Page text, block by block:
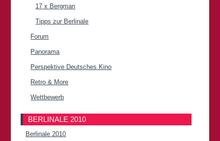
17 x Bergman
Tipps zur Berlinale
Forum
Panorama
Perspektive Deutsches Kino
Retro & More
Wettbewerb
BERLINALE 2010
Berlinale 2010